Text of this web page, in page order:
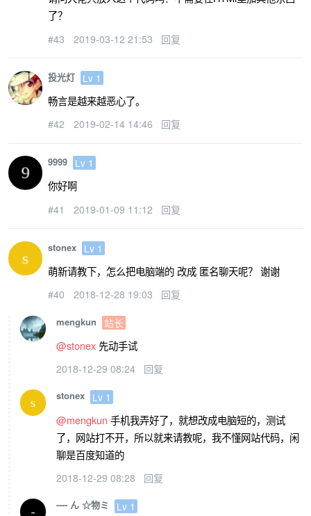
了？
#43 2019-03-12 21:53 回复
投光灯 Lv 1
畅言是越来越恶心了。
#42 2019-02-14 14:46 回复
9999 Lv 1
你好啊
#41 2019-01-09 11:12 回复
stonex Lv 1
萌新请教下，怎么把电脑端的 改成 匿名聊天呢？ 谢谢
#40 2018-12-28 19:03 回复
mengkun 站长
@stonex 先动手试
2018-12-29 08:24 回复
stonex Lv 1
@mengkun 手机我弄好了，就想改成电脑短的，测试
了，网站打不开，所以就来请教呢，我不懂网站代码，闲
聊是百度知道的
2018-12-29 08:28 回复
---- ん ☆物ミ Lv 1